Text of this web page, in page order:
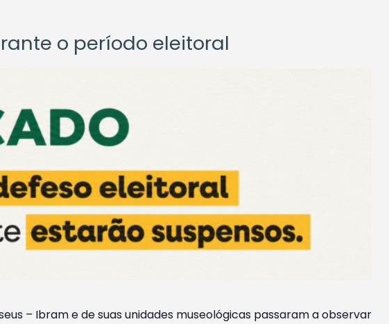
o período eleitoral
– Ibram e de suas unidades museológicas passaram a observar